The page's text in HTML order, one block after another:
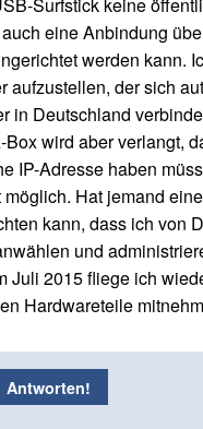
Surfstick keine
eine Anbindung
werden kann.
aufzustellen, der sich
in Deutschland
Box wird aber verlangt,
IP-Adresse haben
Hat jemand
kann, dass ich von
und
Juli 2015 fliege ich
Hardwareteile
Antworten!